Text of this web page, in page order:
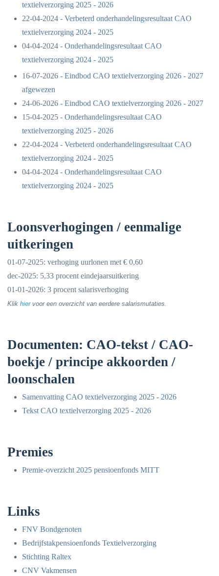
textielverzorging 2025 - 2026
22-04-2024 - Verbeterd onderhandelingsresultaat CAO
textielverzorging 2024 - 2025
04-04-2024 - Onderhandelingsresultaat CAO
textielverzorging 2024 - 2025
16-07-2026 - Eindbod CAO textielverzorging 2026 - 2027
afgewezen
24-06-2026 - Eindbod CAO textielverzorging 2026 - 2027
15-04-2025 - Onderhandelingsresultaat CAO
textielverzorging 2025 - 2026
22-04-2024 - Verbeterd onderhandelingsresultaat CAO
textielverzorging 2024 - 2025
04-04-2024 - Onderhandelingsresultaat CAO
textielverzorging 2024 - 2025
Loonsverhogingen / eenmalige
uitkeringen
01-07-2025: verhoging uurlonen met € 0,60
dec-2025: 5,33 procent eindejaarsuitkering
01-01-2026: 3 procent salarisverhoging
Klik hiervoor een overzicht van eerdere salarismutaties.
Documenten: CAO-tekst / CAO-
boekje / principe akkoorden /
loonschalen
Samenvatting CAO textielverzorging 2025 - 2026
Tekst CAO textielverzorging 2025 - 2026
Premies
Premie-overzicht 2025 pensioenfonds MITT
Links
FNV Bondgenoten
Bedrijfstakpensioenfonds Textielverzorging
Stichting Raltex
CNV Vakmensen